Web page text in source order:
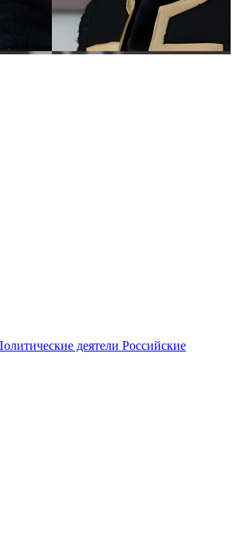
деятели Российские